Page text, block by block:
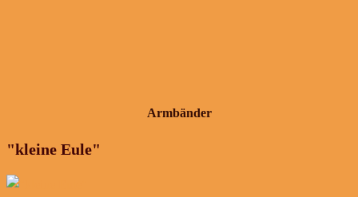
Armbänder
"kleine Eule"